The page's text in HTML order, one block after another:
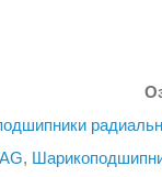
,